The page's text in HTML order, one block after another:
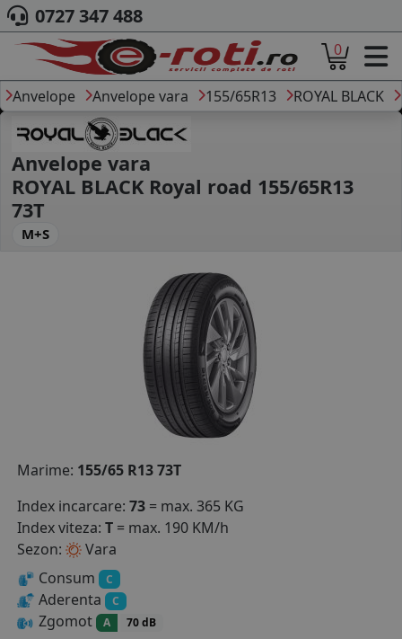
ACASA
DESPRE NOI
ANVELOPE
AUTO
CAMION
MOTO
AGROINDUSTRIALE
MARCA AUTO
B2B - COLABORARE COMPANII
CONT
CONTACT
0 PRODUSE)
0727 347 488
0
Anvelope Anvelope vara 155/65R13 ROYAL BLACK
Anvelope vara
ROYAL BLACK Royal road 155/65R13
73T
M+S
Marime: 155/65 R13 73T
Index incarcare: 73 = max. 365 KG
Index viteza: T = max. 190 KM/h
Sezon:
Vara
Consum
C
Aderenta C
Zgomot A 70 dB